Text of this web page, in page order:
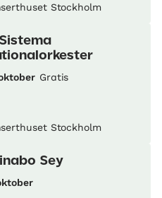
Stockholm
Gratis
Stockholm
Sey